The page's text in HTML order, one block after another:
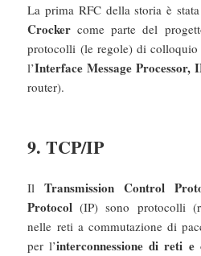
La prima RFC della storia è
Crocker come parte del
protocolli (le regole) di
l’Interface Message Processor,
router).
9. TCP/IP
Il Transmission Control
Protocol (IP) sono protocolli
nelle reti a commutazione di
per l’interconnessione di reti e